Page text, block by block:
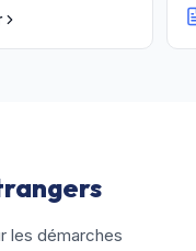
les démarches